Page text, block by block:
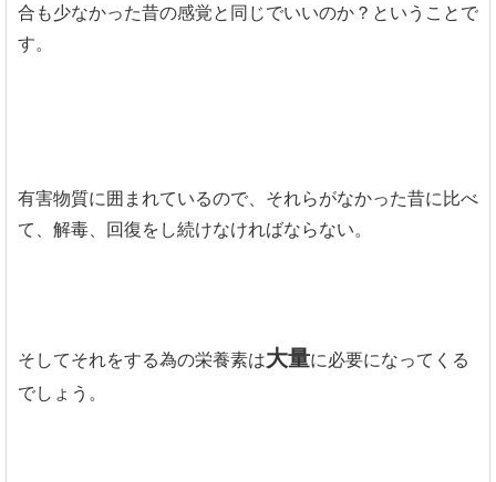
合も少なかった昔の感覚と同じでいいのか？ということで
す。
有害物質に囲まれているので、それらがなかった昔に比べ
て、解毒、回復をし続けなければならない。
そしてそれをする為の栄養素は大量に必要になってくる
でしょう。